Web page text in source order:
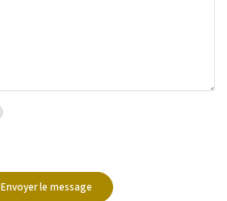
Envoyer le message